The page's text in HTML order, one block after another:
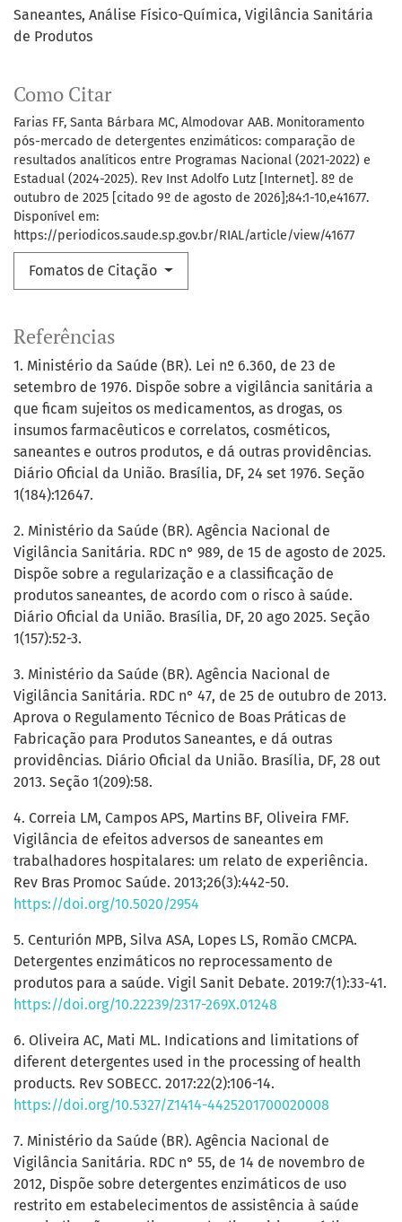
Saneantes Análise Físico-Química Vigilância Sanitária
de Produtos
Como Citar
Farias FF, Santa Bárbara MC, Almodovar AAB. Monitoramento
pós-mercado de detergentes enzimáticos: comparação de
resultados analíticos entre Programas Nacional (2021-2022) e
Estadual (2024-2025). Rev Inst Adolfo Lutz [Internet]. 8º de
outubro de 2025 [citado 9º de agosto de 2026];84:1-10,e41677.
Disponível em:
https://periodicos.saude.sp.gov.br/RIAL/article/view/41677
Fomatos de Citação
Referências
1. Ministério da Saúde (BR). Lei nº 6.360, de 23 de
setembro de 1976. Dispõe sobre a vigilância sanitária a
que ficam sujeitos os medicamentos, as drogas, os
insumos farmacêuticos e correlatos, cosméticos,
saneantes e outros produtos, e dá outras providências.
Diário Oficial da União. Brasília, DF, 24 set 1976. Seção
1(184):12647.
2. Ministério da Saúde (BR). Agência Nacional de
Vigilância Sanitária. RDC n° 989, de 15 de agosto de 2025.
Dispõe sobre a regularização e a classificação de
produtos saneantes, de acordo com o risco à saúde.
Diário Oficial da União. Brasília, DF, 20 ago 2025. Seção
1(157):52-3.
3. Ministério da Saúde (BR). Agência Nacional de
Vigilância Sanitária. RDC n° 47, de 25 de outubro de 2013.
Aprova o Regulamento Técnico de Boas Práticas de
Fabricação para Produtos Saneantes, e dá outras
providências. Diário Oficial da União. Brasília, DF, 28 out
2013. Seção 1(209):58.
4. Correia LM, Campos APS, Martins BF, Oliveira FMF.
Vigilância de efeitos adversos de saneantes em
trabalhadores hospitalares: um relato de experiência.
Rev Bras Promoc Saúde. 2013;26(3):442-50.
https://doi.org/10.5020/2954
5. Centurión MPB, Silva ASA, Lopes LS, Romão CMCPA.
Detergentes enzimáticos no reprocessamento de
produtos para a saúde. Vigil Sanit Debate. 2019:7(1):33-41.
https://doi.org/10.22239/2317-269X.01248
6. Oliveira AC, Mati ML. Indications and limitations of
diferent detergentes used in the processing of health
products. Rev SOBECC. 2017:22(2):106-14.
https://doi.org/10.5327/Z1414-4425201700020008
7. Ministério da Saúde (BR). Agência Nacional de
Vigilância Sanitária. RDC n° 55, de 14 de novembro de
2012, Dispõe sobre detergentes enzimáticos de uso
restrito em estabelecimentos de assistência à saúde